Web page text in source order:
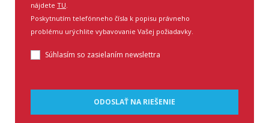
nájdete TU.
Poskytnutím telefónneho čísla k popisu právneho
problému urýchlite vybavovanie Vašej požiadavky.
Súhlasím so zasielaním newslettra
ODOSLAŤ NA RIEŠENIE